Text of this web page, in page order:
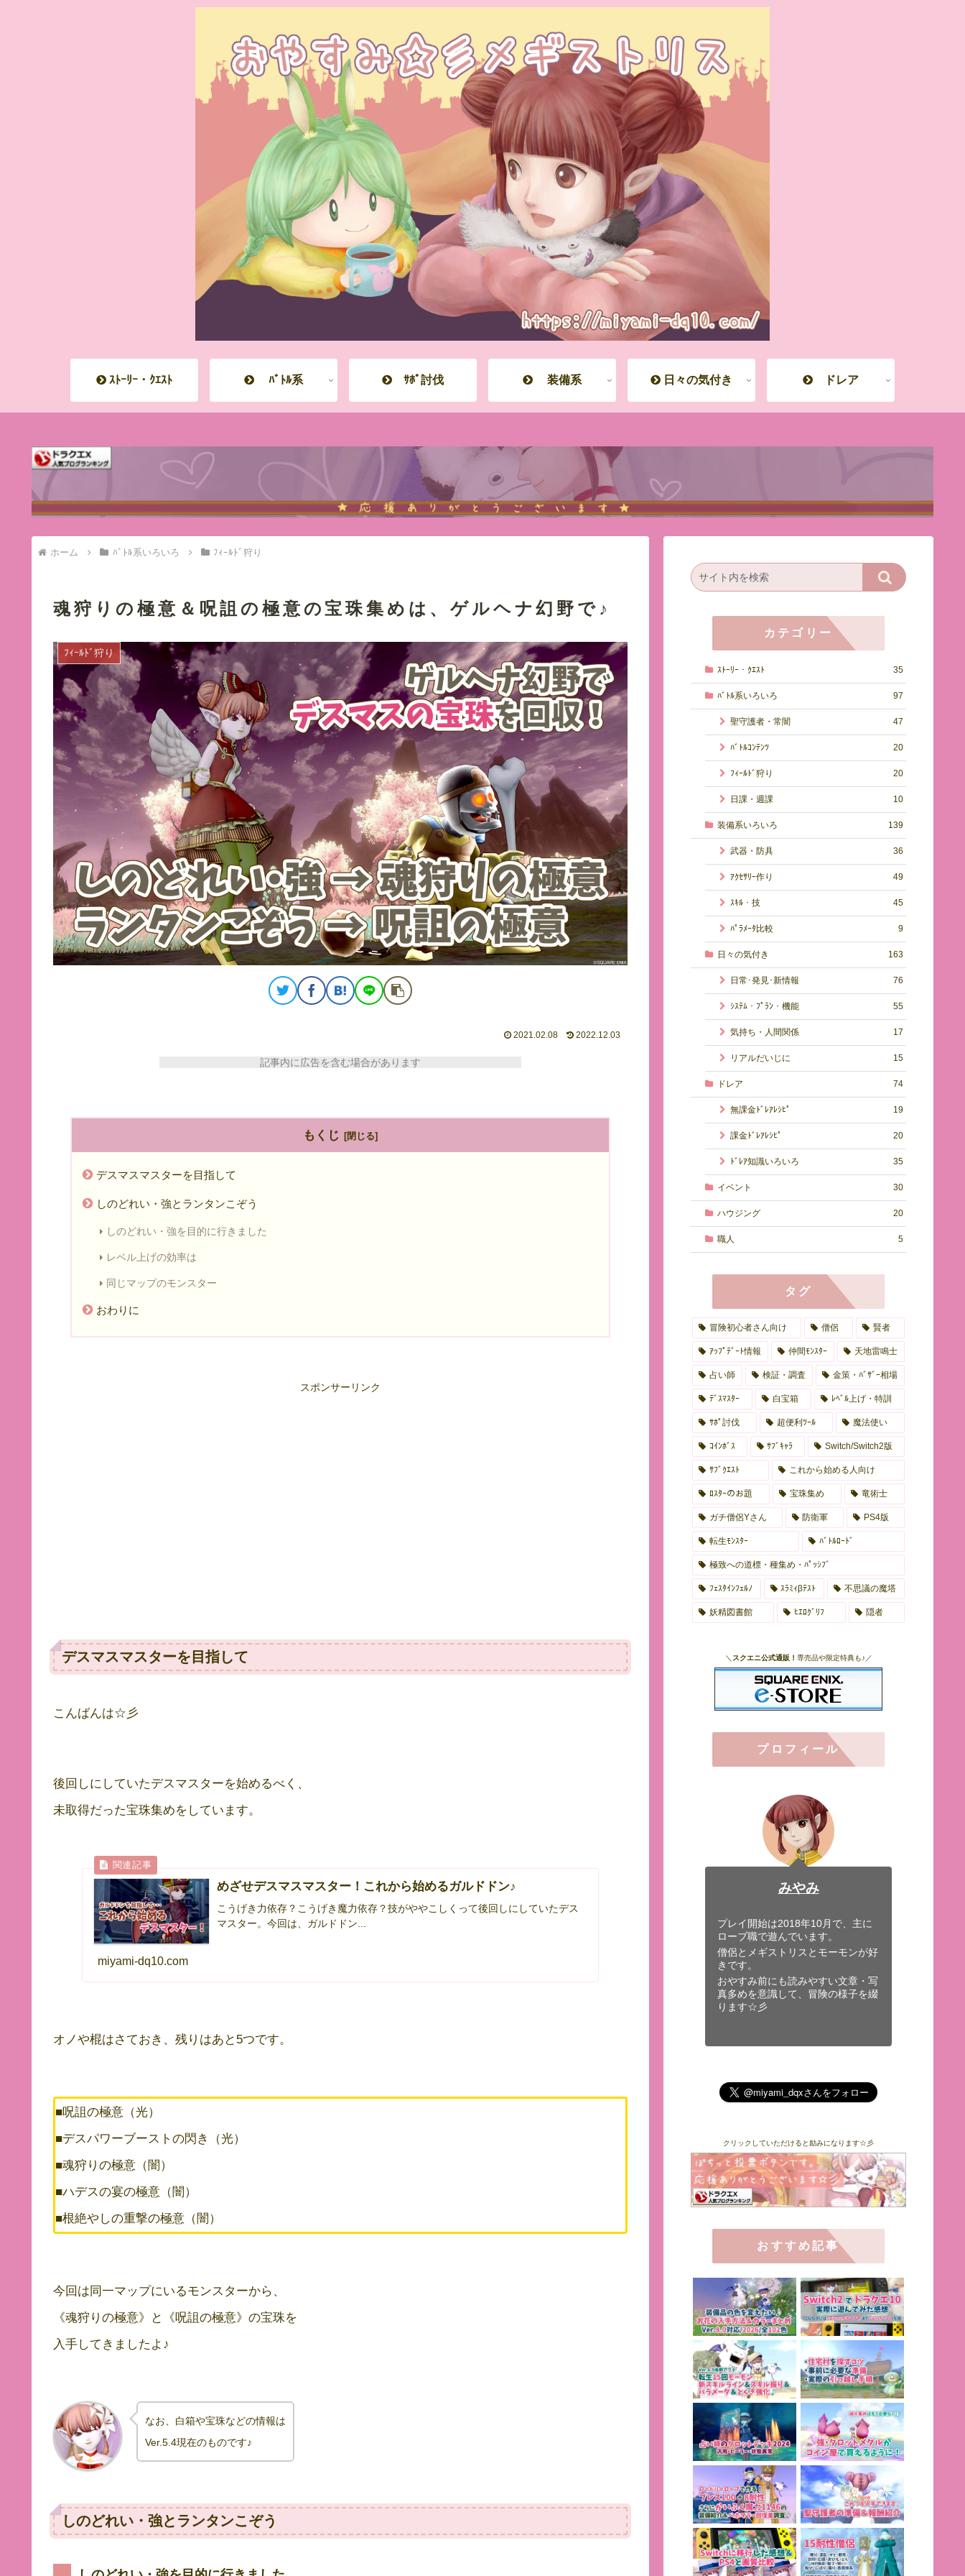
ｽﾄｰﾘｰ・ｸｴｽﾄ ﾊﾞﾄﾙ系 ｻﾎﾟ討伐 装備系 日々の気付き ドレア
ホーム ﾊﾞﾄﾙ系いろいろ ﾌｨｰﾙﾄﾞ狩り
魂狩りの極意＆呪詛の極意の宝珠集めは、ゲルヘナ幻野で♪
ﾌｨｰﾙﾄﾞ狩り
2021.02.08 2022.12.03
記事内に広告を含む場合があります
もくじ
デスマスマスターを目指して
しのどれい・強とランタンこぞう
しのどれい・強を目的に行きました
レベル上げの効率は
同じマップのモンスター
おわりに
スポンサーリンク
デスマスマスターを目指して
こんばんは☆彡
後回しにしていたデスマスターを始めるべく、
未取得だった宝珠集めをしています。
めざせデスマスマスター！これから始めるガルドドン♪
こうげき力依存？こうげき魔力依存？技がややこしくって後回しにしていたデス
マスター。今回は、ガルドドン...
miyami-dq10.com
オノや棍はさておき、残りはあと5つです。
■呪詛の極意（光）
■デスパワーブーストの閃き（光）
■魂狩りの極意（闇）
■ハデスの宴の極意（闇）
■根絶やしの重撃の極意（闇）
今回は同一マップにいるモンスターから、
《魂狩りの極意》と《呪詛の極意》の宝珠を
入手してきましたよ♪
なお、白箱や宝珠などの情報は
Ver.5.4現在のものです♪
しのどれい・強とランタンこぞう
カテゴリー
ｽﾄｰﾘｰ・ｸｴｽﾄ 35
ﾊﾞﾄﾙ系いろいろ 97
聖守護者・常闇 47
ﾊﾞﾄﾙｺﾝﾃﾝﾂ 20
ﾌｨｰﾙﾄﾞ狩り 20
日課・週課 10
装備系いろいろ 139
武器・防具 36
ｱｸｾｻﾘｰ作り 49
ｽｷﾙ・技 45
ﾊﾟﾗﾒｰﾀ比較 9
日々の気付き 163
日常･発見･新情報 76
ｼｽﾃﾑ・ﾌﾟﾗﾝ・機能 55
気持ち・人間関係 17
リアルだいじに 15
ドレア 74
無課金ﾄﾞﾚｱﾚｼﾋﾟ 19
課金ﾄﾞﾚｱﾚｼﾋﾟ 20
ﾄﾞﾚｱ知識いろいろ 35
イベント 30
ハウジング 20
職人 5
タグ
冒険初心者さん向け 僧侶 賢者
ｱｯﾌﾟﾃﾞｰﾄ情報 仲間ﾓﾝｽﾀｰ 天地雷鳴士
占い師 検証・調査 金策・ﾊﾞｻﾞｰ相場
ﾃﾞｽﾏｽﾀｰ 白宝箱 ﾚﾍﾞﾙ上げ・特訓
ｻﾎﾟ討伐 超便利ﾂｰﾙ 魔法使い
ｺｲﾝﾎﾞｽ ｻﾌﾞｷｬﾗ Switch/Switch2版
ｻﾌﾞｸｴｽﾄ これから始める人向け
ﾛｽﾀｰのお題 宝珠集め 竜術士
ガチ僧侶Yさん 防衛軍 PS4版
転生ﾓﾝｽﾀｰ ﾊﾞﾄﾙﾛｰﾄﾞ
極致への道標・種集め・ﾊﾟｯｼﾌﾞ
ﾌｪｽﾀｲﾝﾌｪﾙﾉ ｽﾗﾐｨβﾃｽﾄ 不思議の魔塔
妖精図書館 ﾋｴﾛｸﾞﾘﾌ 隠者
＼ スクエニ公式通販！ 専売品や限定特典も♪／
プロフィール
みやみ
プレイ開始は2018年10月で、主に
ローブ職で遊んでいます。
僧侶とメギストリスとモーモンが好
きです。
おやすみ前にも読みやすい文章・写
真多めを意識して、冒険の様子を綴
ります☆彡
クリックしていただけると励みになります☆彡
おすすめ記事